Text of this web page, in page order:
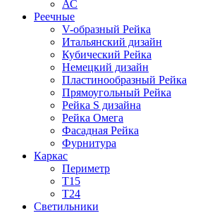
АС
Реечные
V-образный Рейка
Итальянский дизайн
Кубический Рейка
Немецкий дизайн
Пластинообразный Рейка
Прямоугольный Рейка
Рейка S дизайна
Рейка Омега
Фасадная Рейка
Фурнитура
Каркас
Периметр
Т15
Т24
Светильники